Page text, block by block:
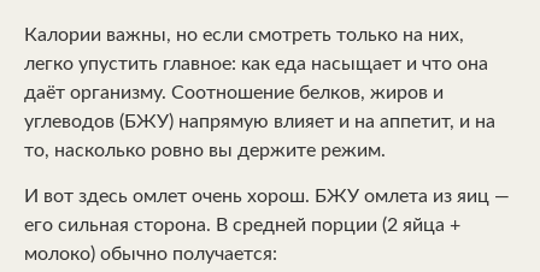
Калории важны, но если смотреть только на них,
легко упустить главное: как еда насыщает и что она
даёт организму. Соотношение белков, жиров и
углеводов (БЖУ) напрямую влияет и на аппетит, и на
то, насколько ровно вы держите режим.
И вот здесь омлет очень хорош. БЖУ омлета из яиц —
его сильная сторона. В средней порции (2 яйца +
молоко) обычно получается: